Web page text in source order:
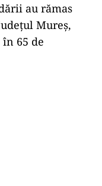
au rămas
Mureș,
65 de